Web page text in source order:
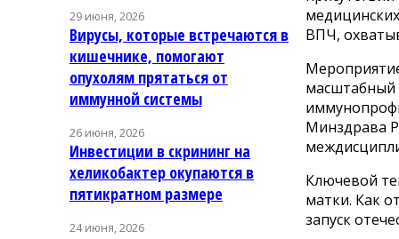
ВПЧ,
масштабный
Минздрава
Ключевой
матки. Как
запуск
29 июня, 2026
Вирусы, которые встречаются в
кишечнике, помогают
опухолям прятаться от
иммунной системы
26 июня, 2026
Инвестиции в скрининг на
хеликобактер окупаются в
пятикратном размере
24 июня, 2026